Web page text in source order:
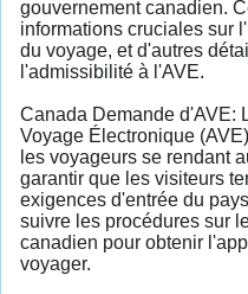
gouvernement canadien.
informations cruciales sur
du voyage, et d'autres
l'admissibilité à l'AVE.
Canada Demande d'AVE:
Voyage Électronique
les voyageurs se rendant
garantir que les visiteurs
exigences d'entrée du
suivre les procédures sur
canadien pour obtenir
voyager.